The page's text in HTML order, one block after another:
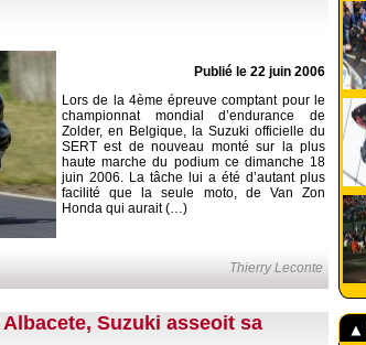
Publié le 22 juin 2006
Lors de la 4ème épreuve comptant pour le
championnat mondial d’endurance de
Zolder, en Belgique, la Suzuki officielle du
SERT est de nouveau monté sur la plus
haute marche du podium ce dimanche 18
juin 2006. La tâche lui a été d’autant plus
facilité que la seule moto, de Van Zon
Honda qui aurait (…)
Thierry Leconte
Suzuki asseoit sa